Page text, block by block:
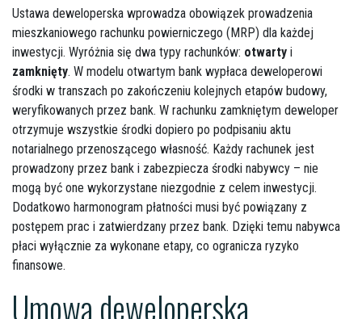
Ustawa deweloperska wprowadza obowiązek prowadzenia
mieszkaniowego rachunku powierniczego (MRP) dla każdej
inwestycji. Wyróżnia się dwa typy rachunków: otwarty i
zamknięty. W modelu otwartym bank wypłaca deweloperowi
środki w transzach po zakończeniu kolejnych etapów budowy,
weryfikowanych przez bank. W rachunku zamkniętym deweloper
otrzymuje wszystkie środki dopiero po podpisaniu aktu
notarialnego przenoszącego własność. Każdy rachunek jest
prowadzony przez bank i zabezpiecza środki nabywcy – nie
mogą być one wykorzystane niezgodnie z celem inwestycji.
Dodatkowo harmonogram płatności musi być powiązany z
postępem prac i zatwierdzany przez bank. Dzięki temu nabywca
płaci wyłącznie za wykonane etapy, co ogranicza ryzyko
finansowe.
Umowa deweloperska